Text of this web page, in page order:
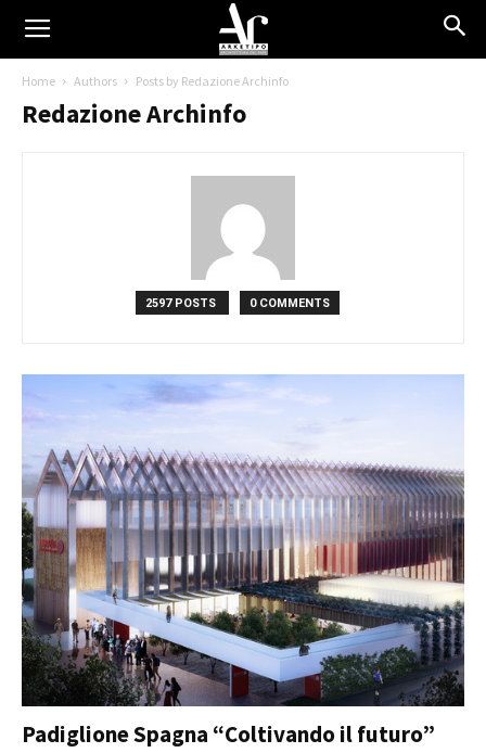
Home Authors Posts by Redazione Archinfo
Redazione Archinfo
2597 POSTS 0 COMMENTS
Padiglione Spagna “Coltivando il futuro”